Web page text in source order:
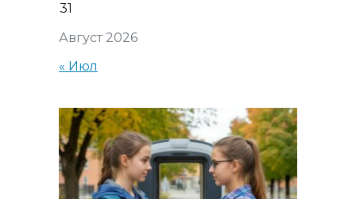
Август 2026
31
« Июл